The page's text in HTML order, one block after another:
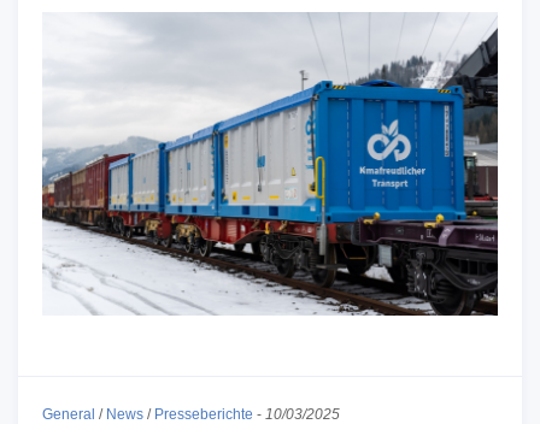
General / News / Presseberichte - 10/03/2025